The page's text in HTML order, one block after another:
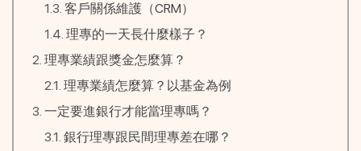
客戶關係維護（CRM）
理專的一天長什麼樣子？
理專業績跟獎金怎麼算？
理專業績怎麼算？以基金為例
一定要進銀行才能當理專嗎？
銀行理專跟民間理專差在哪？